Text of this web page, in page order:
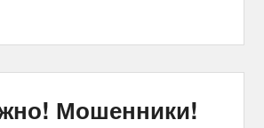
Мошенники!